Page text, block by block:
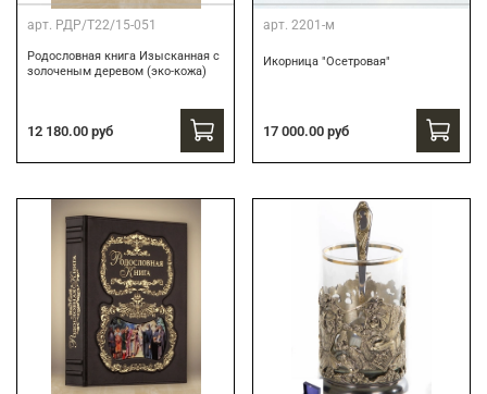
арт. РДР/Т22/15-051
Родословная книга Изысканная с
золоченым деревом (эко-кожа)
12 180.00 руб
арт. 2201-м
Икорница "Осетровая"
17 000.00 руб